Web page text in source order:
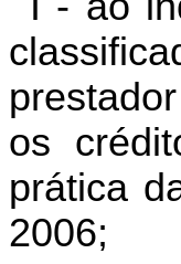
os
prática
2006;